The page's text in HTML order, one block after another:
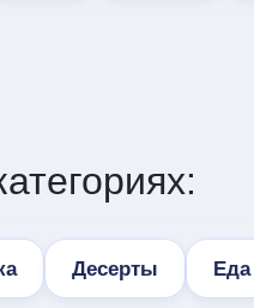
Десерты Еда